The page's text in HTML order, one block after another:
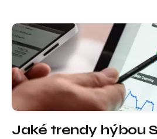
Jaké trendy hýbou